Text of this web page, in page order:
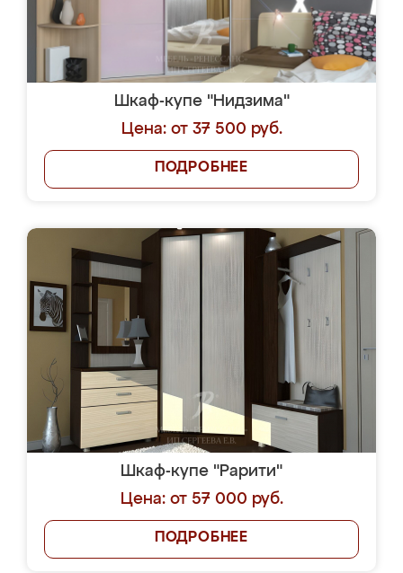
Шкаф-купе "Нидзима"
Цена: от 37 500 руб.
ПОДРОБНЕЕ
Шкаф-купе "Рарити"
Цена: от 57 000 руб.
ПОДРОБНЕЕ